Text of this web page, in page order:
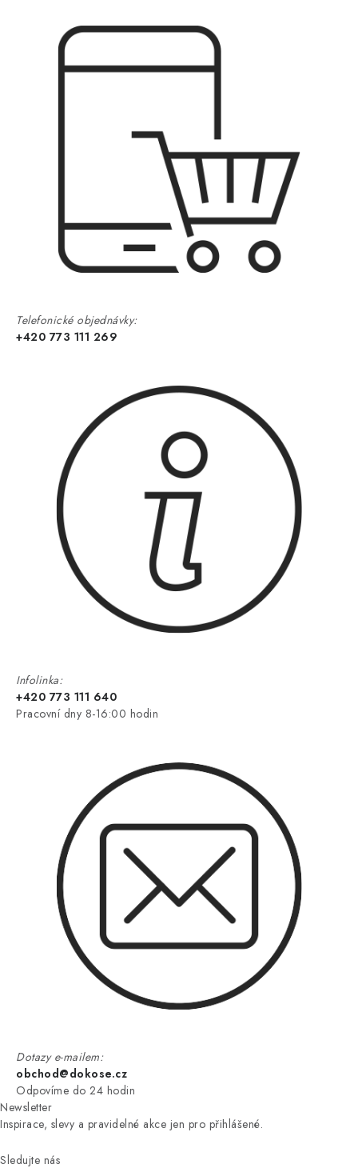
Telefonické objednávky:
+420 773 111 269
Infolinka:
+420 773 111 640
Pracovní dny 8-16:00 hodin
Dotazy e-mailem:
obchod@dokose.cz
Odpovíme do 24 hodin
Newsletter
Inspirace, slevy a pravidelné akce jen pro přihlášené.
Sledujte nás